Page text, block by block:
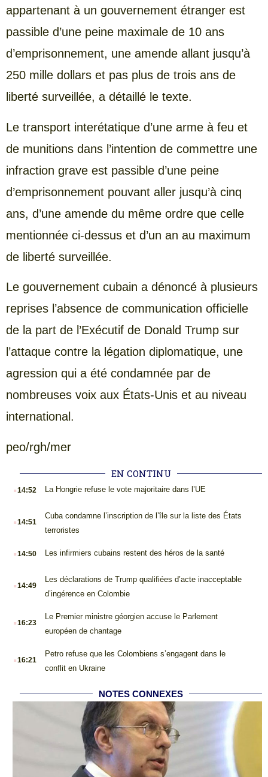
appartenant à un gouvernement étranger est
passible d’une peine maximale de 10 ans
d’emprisonnement, une amende allant jusqu’à
250 mille dollars et pas plus de trois ans de
liberté surveillée, a détaillé le texte.
Le transport interétatique d’une arme à feu et
de munitions dans l’intention de commettre une
infraction grave est passible d’une peine
d’emprisonnement pouvant aller jusqu’à cinq
ans, d’une amende du même ordre que celle
mentionnée ci-dessus et d’un an au maximum
de liberté surveillée.
Le gouvernement cubain a dénoncé à plusieurs
reprises l’absence de communication officielle
de la part de l’Exécutif de Donald Trump sur
l’attaque contre la légation diplomatique, une
agression qui a été condamnée par de
nombreuses voix aux États-Unis et au niveau
international.
peo/rgh/mer
EN CONTINU
.14:52 La Hongrie refuse le vote majoritaire dans l’UE
.14:51
Cuba condamne l’inscription de l’île sur la liste des États
terroristes
.14:50 Les infirmiers cubains restent des héros de la santé
.14:49
Les déclarations de Trump qualifiées d’acte inacceptable
d’ingérence en Colombie
.16:23
Le Premier ministre géorgien accuse le Parlement
européen de chantage
.16:21
Petro refuse que les Colombiens s’engagent dans le
conflit en Ukraine
NOTES CONNEXES